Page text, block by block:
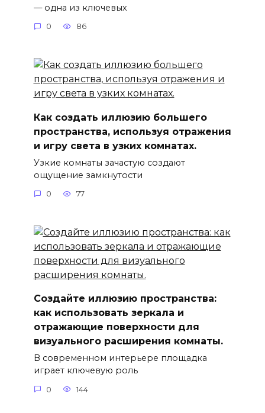
— одна из ключевых
0 86
Как создать иллюзию большего
пространства, используя отражения
и игру света в узких комнатах.
Узкие комнаты зачастую создают
ощущение замкнутости
0 77
Создайте иллюзию пространства:
как использовать зеркала и
отражающие поверхности для
визуального расширения комнаты.
В современном интерьере площадка
играет ключевую роль
0 144